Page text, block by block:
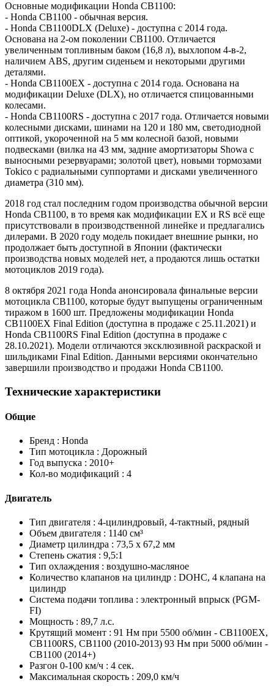
Основные модификации Honda CB1100:
- Honda CB1100 - обычная версия.
- Honda CB1100DLX (Deluxe) - доступна с 2014 года.
Основана на 2-ом поколении CB1100. Отличается
увеличенным топливным баком (16,8 л), выхлопом 4-в-2,
наличием ABS, другим сиденьем и некоторыми другими
деталями.
- Honda CB1100EX - доступна с 2014 года. Основана на
модификации Deluxe (DLX), но отличается спицованными
колесами.
- Honda CB1100RS - доступна с 2017 года. Отличается новыми
колесными дисками, шинами на 120 и 180 мм, светодиодной
оптикой, укороченной на 5 мм колесной базой, новыми
подвесками (вилка на 43 мм, задние амортизаторы Showa с
выносными резервуарами; золотой цвет), новыми тормозами
Tokico с радиальными суппортами и дисками увеличенного
диаметра (310 мм).
2018 год стал последним годом производства обычной версии
Honda CB1100, в то время как модификации EX и RS всё еще
присутствовали в производственной линейке и предлагались
дилерами. В 2020 году модель покидает внешние рынки, но
продолжает быть доступной в Японии (фактически
производства новых моделей нет, а продаются лишь остатки
мотоциклов 2019 года).
8 октября 2021 года Honda анонсировала финальные версии
мотоцикла CB1100, которые будут выпущены ограниченным
тиражом в 1600 шт. Предложены модификации Honda
CB1100EX Final Edition (доступна в продаже с 25.11.2021) и
Honda CB1100RS Final Edition (доступна в продаже с
28.10.2021). Модели отличаются эксклюзивной раскраской и
шильдиками Final Edition. Данными версиями окончательно
завершили производство и продажи Honda CB1100.
Технические характеристики
Общие
Бренд : Honda
Тип мотоцикла : Дорожный
Год выпуска : 2010+
Кол-во модификаций : 4
Двигатель
Тип двигателя : 4-цилиндровый, 4-тактный, рядный
Объем двигателя : 1140 см³
Диаметр цилиндра : 73,5 х 67,2 мм
Степень сжатия : 9,5:1
Тип охлаждения : воздушно-масляное
Количество клапанов на цилиндр : DOHC, 4 клапана на
цилиндр
Система подачи топлива : электронный впрыск (PGM-
FI)
Мощность : 89,7 л.с.
Крутящий момент : 91 Нм при 5500 об/мин - CB1100EX,
CB1100RS, CB1100 (2010-2013) 93 Нм при 5000 об/мин -
CB1100 (2014+)
Разгон 0-100 км/ч : 4 сек.
Максимальная скорость : 209,0 км/ч